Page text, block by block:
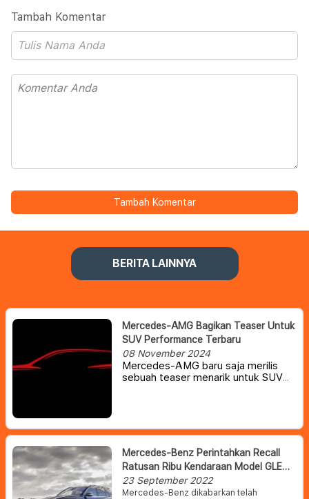
Tambah Komentar
Tambah Komentar
BERITA LAINNYA
Mercedes-AMG Bagikan Teaser Untuk
SUV Performance Terbaru
08 November 2024
Mercedes-AMG baru saja merilis
sebuah teaser menarik untuk SUV
Mercedes-Benz Perintahkan Recall
Ratusan Ribu Kendaraan Model GLE
Dan GLS
23 September 2022
Mercedes-Benz dikabarkan telah